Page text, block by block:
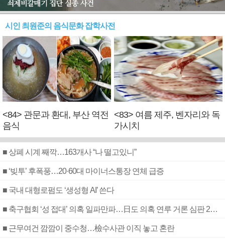
시인 최원준의 음식문화 잡학사전
<84> 관문과 환대, 부산 역전
음식
<83> 여름 제주, 벤자리와 독
가시치
■ 상폐 시계 째깍…163개사 “나 떨고있니”
■ ‘빚투’ 후폭풍…20·60대 마이너스통장 연체 급증
■ 국내 대형로펌도 ‘생성형 AI’ 쓴다
■ 축구협회 ‘성 접대’ 의혹 일파만파…日도 의혹 연루 거론 심판 2명 조사
■ 근무여건 깜깜이 중수청…檢수사관 이직 놓고 혼란